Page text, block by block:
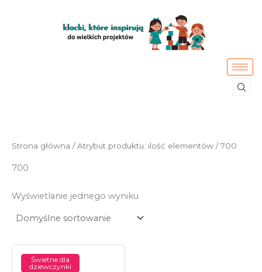
Strona główna / Atrybut produktu: ilość elementów / 700
700
Wyświetlanie jednego wyniku
Świetne dla
dziewczynki